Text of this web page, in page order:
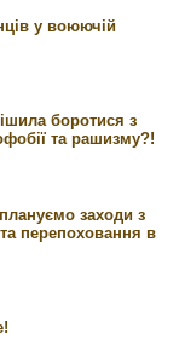
у воюючій
боротися з
та рашизму?!
заходи з
перепоховання в